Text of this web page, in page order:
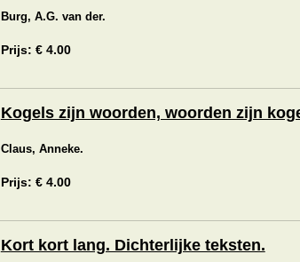
Burg, A.G. van der.
Prijs: € 4.00
Kogels zijn woorden, woorden zijn
Claus, Anneke.
Prijs: € 4.00
Kort kort lang. Dichterlijke teksten.